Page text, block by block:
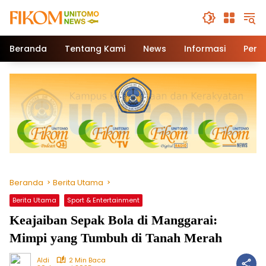
Beranda Tentang Kami News Informasi
Beranda Berita Utama
Berita Utama Sport & Entertainment
Keajaiban Sepak Bola di Manggarai:
Mimpi yang Tumbuh di Tanah Merah
Aldi
2 Min Baca